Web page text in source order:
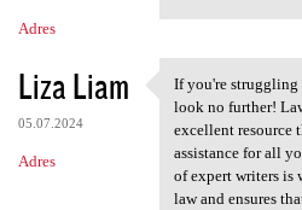
Adres
Liza Liam
05.07.2024
Adres
If you're
If you're struggling
look no further!
excellent resource
assistance for all
of expert writers is
law and ensures